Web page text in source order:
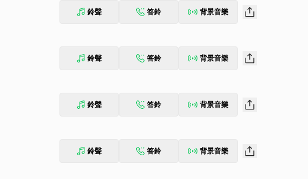
鈴聲 答鈴 背景音樂
鈴聲 答鈴 背景音樂
鈴聲 答鈴 背景音樂
鈴聲 答鈴 背景音樂